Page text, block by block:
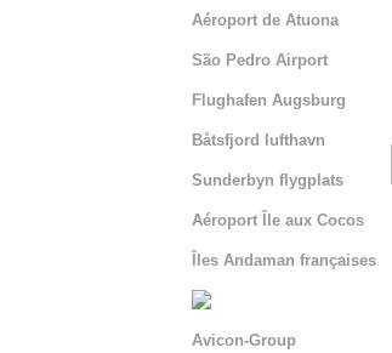
Aéroport de Atuona
São Pedro Airport
Flughafen Augsburg
Båtsfjord lufthavn
Sunderbyn flygplats
Aéroport Île aux Cocos
Îles Andaman françaises
Avicon-Group